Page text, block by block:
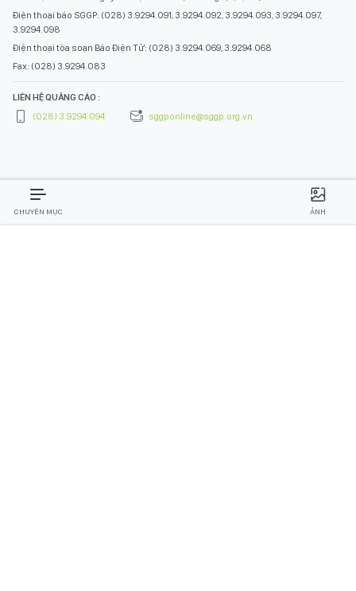
Điện thoại báo SGGP: (028) 3.9294.091, 3.9294.092, 3.9294.093, 3.9294.097,
3.9294.098
Điện thoại tòa soạn Báo Điện Tử: (028) 3.9294.069, 3.9294.068
Fax: (028) 3.9294.083
LIÊN HỆ QUẢNG CÁO :
(028) 3.9294.094
sggponline@sggp.org.vn
CHUYÊN MỤC ẢNH